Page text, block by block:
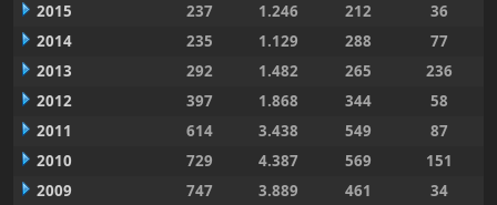
2015
237 1.246 212
36
2014
235 1.129 288
77
2013
292 1.482 265
236
2012
397 1.868 344
58
2011
614 3.438 549
87
2010
729 4.387 569
151
2009
747 3.889 461
34